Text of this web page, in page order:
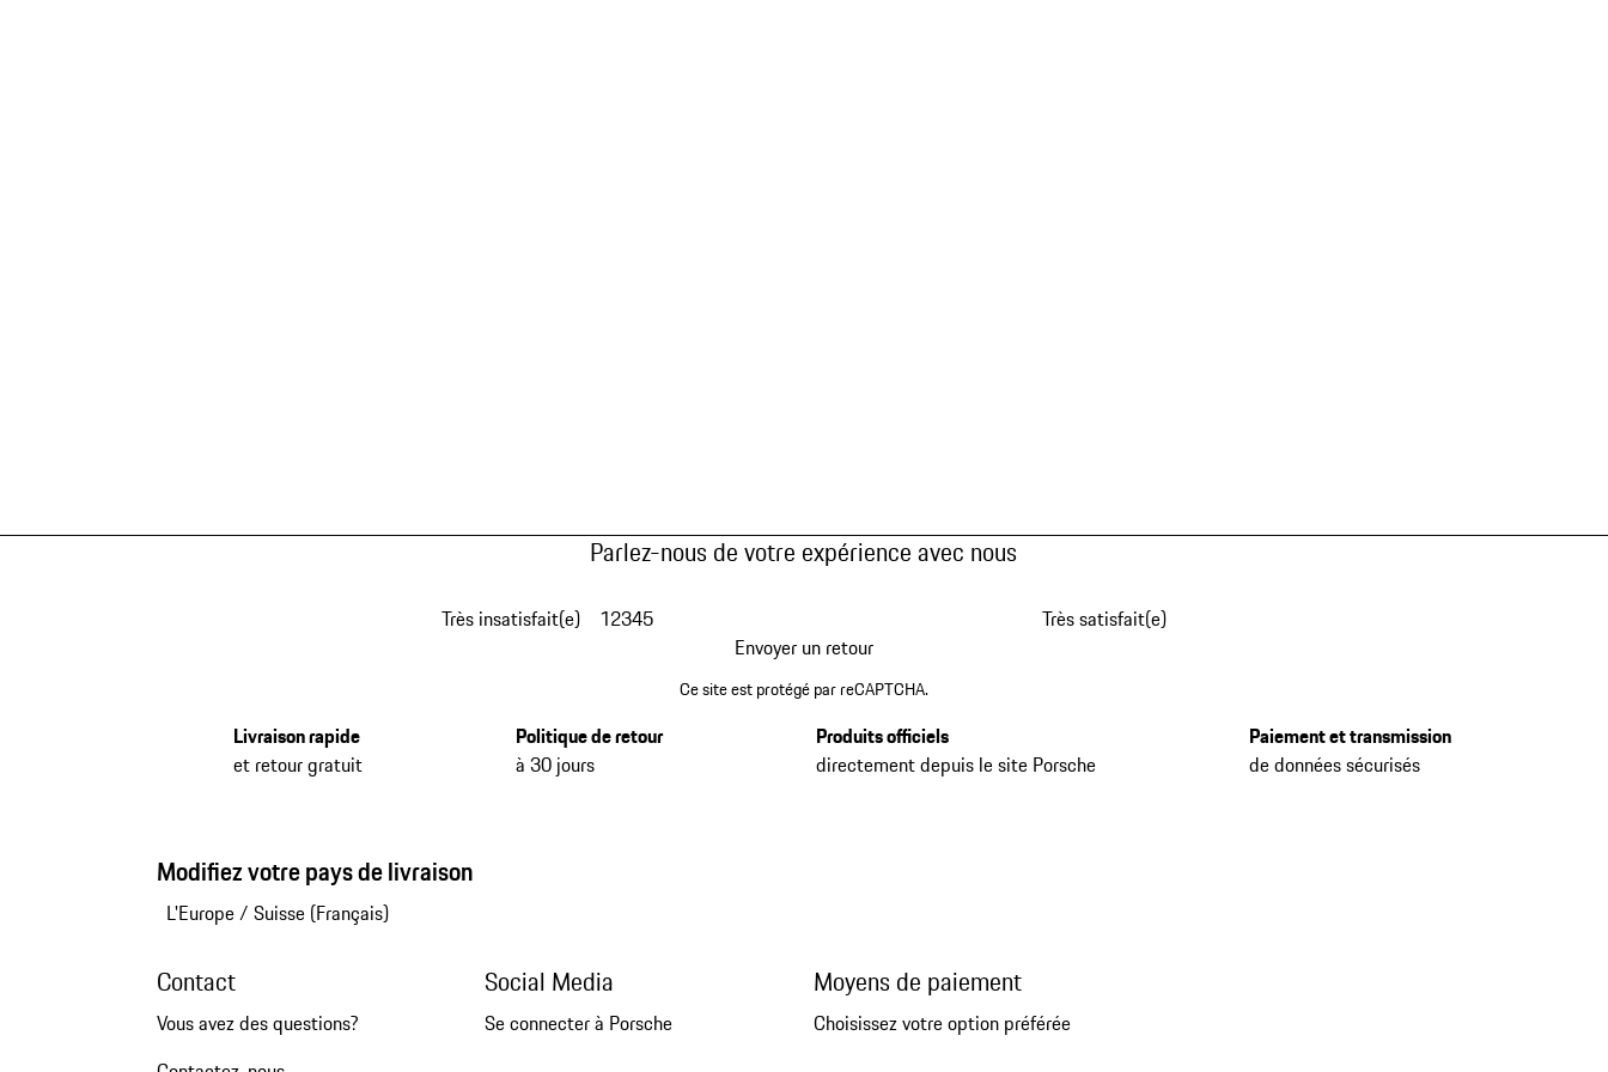
Parlez-nous de votre expérience avec nous
Très insatisfait(e) 12345
Très satisfait(e)
Envoyer un retour
Ce site est protégé par reCAPTCHA.
Livraison rapide
et retour gratuit
Politique de retour
à 30 jours
Produits officiels
directement depuis le site Porsche
Paiement et transmission
de données sécurisés
Modifiez votre pays de livraison
L'Europe/ Suisse (Français)
Contact
Vous avez des questions?
Social Media
Se connecter à Porsche
Moyens de paiement
Choisissez votre option préférée